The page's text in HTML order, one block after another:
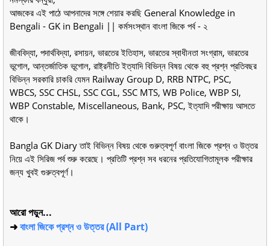
আজকের এই পাঠে আপনাদের সঙ্গে শেয়ার করছি General Knowledge in
Bengali - GK in Bengali || কর্মসংস্থান বাংলা জিকে পর্ব - ২
জীববিদ্যা, পদার্থবিদ্যা, রসায়ন, ভারতের ইতিহাস, ভারতের স্বাধীনতা সংগ্রাম, ভারতের
ভূগোল, আন্তর্জাতিক ভূগোল, রাষ্ট্রনীতি ইত্যাদি বিভিন্ন বিষয় থেকে বহু প্রশ্ন প্রতিবছর
বিভিন্ন সরকারি চাকরি যেমন Railway Group D, RRB NTPC, PSC,
WBCS, SSC CHSL, SSC CGL, SSC MTS, WB Police, WBP SI,
WBP Constable, Miscellaneous, Bank, PSC, ইত্যাদি পরীক্ষায় আসতে
থাকে।
Bangla GK Diary তাই বিভিন্ন বিষয় থেকে গুরুত্বপূর্ণ বাংলা জিকে প্রশ্ন ও উত্তর
নিয়ে এই সিরিজ পর্ব শুরু করেছে। প্রতিটি প্রশ্ন সব ধরনের প্রতিযোগিতামূলক পরীক্ষার
জন্য খুবই গুরুত্বপূর্ণ।
আরো পড়ুন...
➜বাংলা জিকে প্রশ্ন ও উত্তর (All Part)